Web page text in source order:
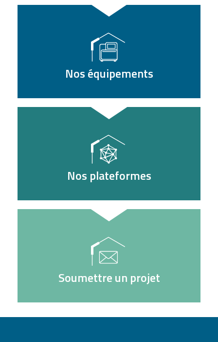
Nos équipements
Nos plateformes
Soumettre un projet